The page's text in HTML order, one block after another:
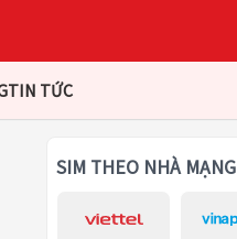
TIN TỨC
SIM THEO NHÀ MẠNG